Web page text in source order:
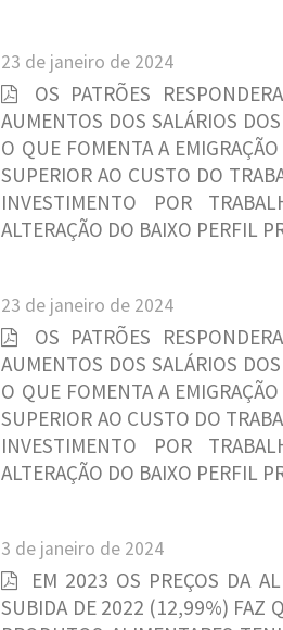
23 de janeiro de 2024
OS PATRÕES
AUMENTOS DOS SALÁRIOS
O QUE FOMENTA A
SUPERIOR AO CUSTO DO
INVESTIMENTO POR
ALTERAÇÃO DO BAIXO PERFIL
23 de janeiro de 2024
OS PATRÕES
AUMENTOS DOS SALÁRIOS
O QUE FOMENTA A
SUPERIOR AO CUSTO DO
INVESTIMENTO POR
ALTERAÇÃO DO BAIXO PERFIL
3 de janeiro de 2024
EM 2023 OS PREÇOS DA
SUBIDA DE 2022 (12,99%) FAZ